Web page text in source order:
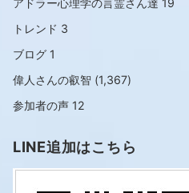
アドラー心理学の言霊さん達 19
トレンド 3
ブログ 1
偉人さんの叡智 (1,367)
参加者の声 12
LINE追加はこちら